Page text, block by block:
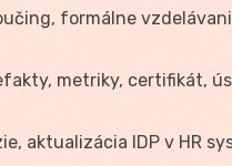
formálne
metriky, certifikát,
aktualizácia IDP v HR